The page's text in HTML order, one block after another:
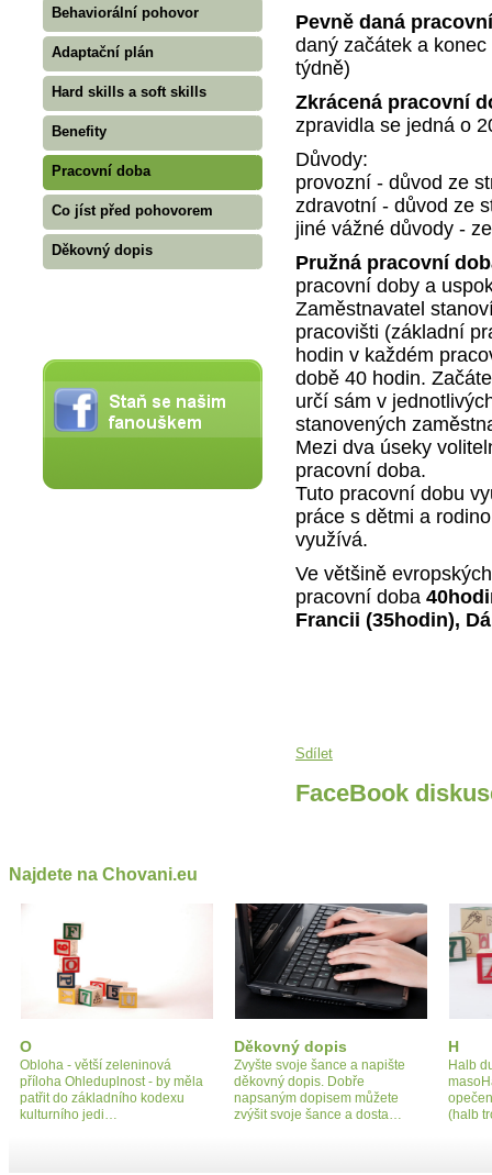
Behaviorální pohovor
Adaptační plán
Hard skills a soft skills
Benefity
Pracovní doba
Co jíst před pohovorem
Děkovný dopis
Pevně daná
daný začátek a
týdně)
Zkrácená pracovní
zpravidla se jedná o
Důvody:
provozní - důvod ze
zdravotní - důvod ze
jiné vážné důvody -
Pružná pracovní
pracovní doby a
Zaměstnavatel
pracovišti (základní
hodin v každém
době 40 hodin.
určí sám v
stanovených
Mezi dva úseky
pracovní doba.
Tuto pracovní dobu
práce s dětmi a
využívá.
Ve většině
pracovní doba
Francii (35hodin),
Sdílet
FaceBook
Najdete na Chovani.eu
O
Obloha - větší zeleninová
příloha Ohleduplnost - by měla
patřit do základního kodexu
kulturního jedi…
Děkovný dopis
Zvyšte svoje šance a napište
děkovný dopis. Dobře
napsaným dopisem můžete
zvýšit svoje šance a dosta…
H
Halb
(halb